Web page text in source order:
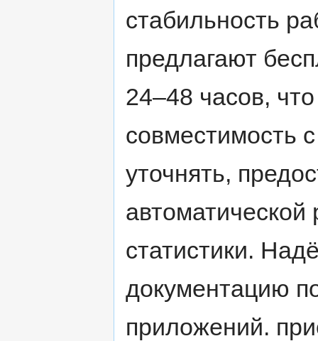
стабильность
предлагают
24–48 часов,
совместимость
уточнять,
статистики.
документацию
приложений.